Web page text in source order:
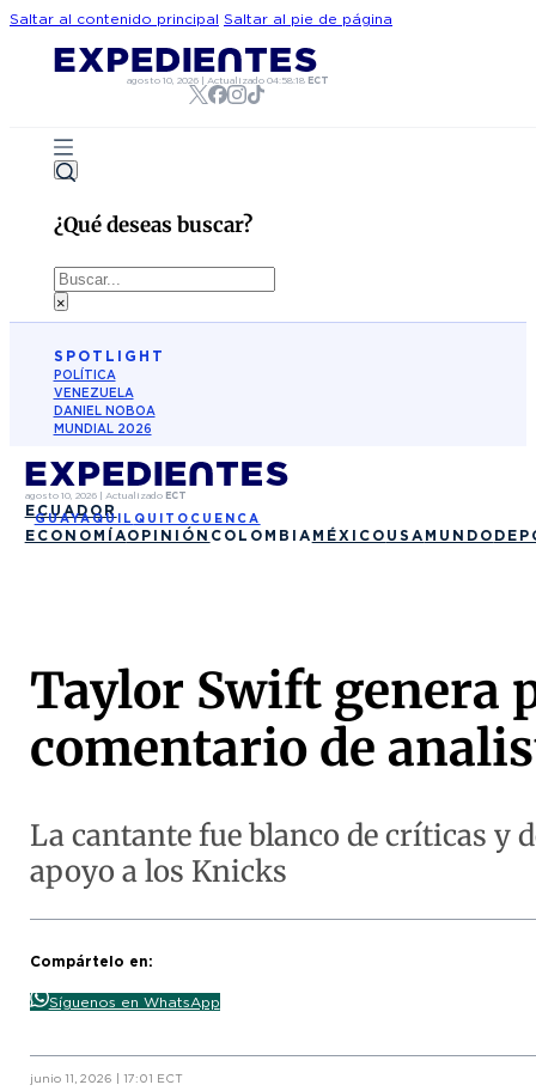
Saltar al contenido principal Saltar al pie de página
agosto 10, 2026| Actualizado 04:58:18 ECT
¿Qué deseas buscar?
Buscar
×
SPOTLIGHT
POLÍTICA
VENEZUELA
DANIEL NOBOA
MUNDIAL 2026
agosto 10, 2026| Actualizado ECT
ECUADOR
GUAYAQUIL QUITO CUENCA
ECONOMÍAOPINIÓN COLOMBIA MÉXICO USA MUNDO
Taylor Swift genera
comentario de
La cantante fue blanco de críticas y
apoyo a los Knicks
Compártelo en:
Síguenos en WhatsApp
junio 11, 2026 | 17:01 ECT